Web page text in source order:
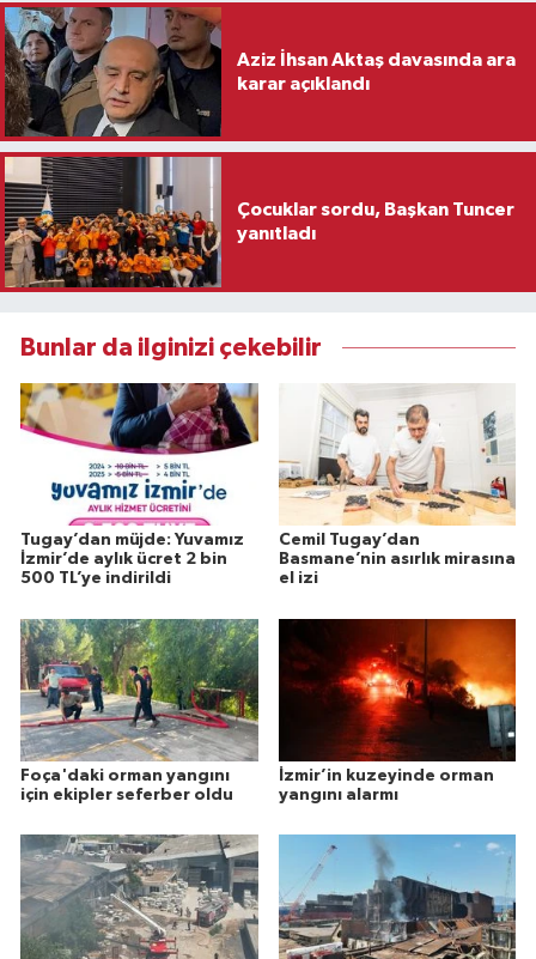
Aziz İhsan Aktaş davasında ara
karar açıklandı
Çocuklar sordu, Başkan Tuncer
yanıtladı
Bunlar da ilginizi çekebilir
Tugay’dan müjde: Yuvamız
İzmir’de aylık ücret 2 bin
500 TL’ye indirildi
Cemil Tugay’dan
Basmane’nin asırlık mirasına
el izi
Foça'daki orman yangını
için ekipler seferber oldu
İzmir’in kuzeyinde orman
yangını alarmı